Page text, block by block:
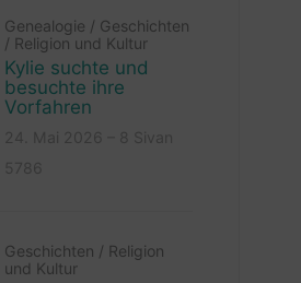
Genealogie / Geschichten
/ Religion und Kultur
Kylie suchte und
besuchte ihre
Vorfahren
Geschichten / Religion
und Kultur